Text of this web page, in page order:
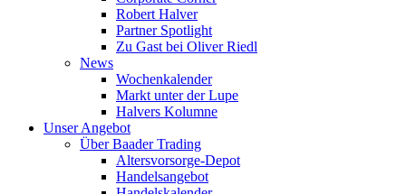
Robert Halver
Partner Spotlight
Zu Gast bei Oliver Riedl
News
Wochenkalender
Markt unter der Lupe
Halvers Kolumne
Unser Angebot
Über Baader Trading
Altersvorsorge-Depot
Handelsangebot